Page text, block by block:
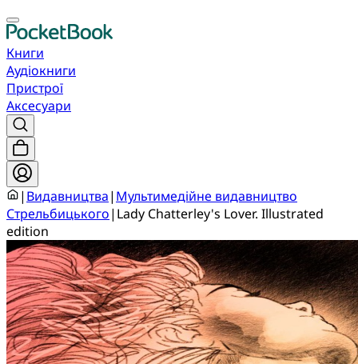
Книги
Аудіокниги
Пристрої
Аксесуари
| Видавництва| Мультимедійне видавництво
Стрельбицького| Lady Chatterley's Lover. Illustrated
edition